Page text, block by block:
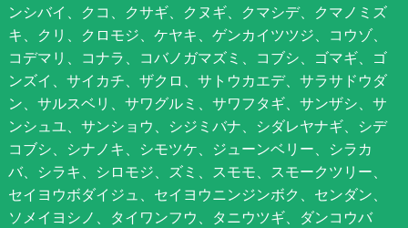
ンシバイ、クコ、クサギ、クヌギ、クマシデ、クマノミズ
キ、クリ、クロモジ、ケヤキ、ゲンカイツツジ、コウゾ、
コデマリ、コナラ、コバノガマズミ、コブシ、ゴマギ、ゴ
ンズイ、サイカチ、ザクロ、サトウカエデ、サラサドウダ
ン、サルスベリ、サワグルミ、サワフタギ、サンザシ、サ
ンシュユ、サンショウ、シジミバナ、シダレヤナギ、シデ
コブシ、シナノキ、シモツケ、ジューンベリー、シラカ
バ、シラキ、シロモジ、ズミ、スモモ、スモークツリー、
セイヨウボダイジュ、セイヨウニンジンボク、センダン、
ソメイヨシノ、タイワンフウ、タニウツギ、ダンコウバ